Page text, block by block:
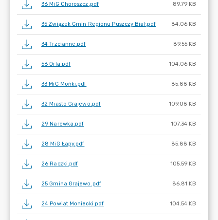
36 MiG Choroszcz.pdf 89.79 KB
35 Związek Gmin Regionu Puszczy Biał.pdf 84.06 KB
34 Trzcianne.pdf 89.55 KB
56 Orla.pdf 104.06 KB
33 MiG Mońki.pdf 85.88 KB
32 Miasto Grajewo.pdf 109.08 KB
29 Narewka.pdf 107.34 KB
28 MiG Łapy.pdf 85.88 KB
26 Raczki.pdf 105.59 KB
25 Gmina Grajewo.pdf 86.81 KB
24 Powiat Moniecki.pdf 104.54 KB